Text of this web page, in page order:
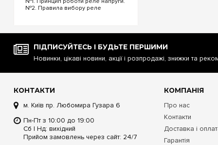
доставку в будь-яке
№2. Правила вибору реле
Fi. №5. Реле напруги чи
стабілізатор: що ...
ПІДПИСУЙТЕСЬ І БУДЬТЕ ПЕРШИМИ
Новинки, цікаві новини, акції і розпродажі, знижки та
КОНТАКТИ
м. Київ пр. Любомира Гузара 6
Пн-Пт з 10:00 до 19:00
Сб | Нд: вихідний
Прийом замовлень через сайт: 24/7
КОМПАНІЯ
Про нас
Контакти
Доставка і
Гарантія